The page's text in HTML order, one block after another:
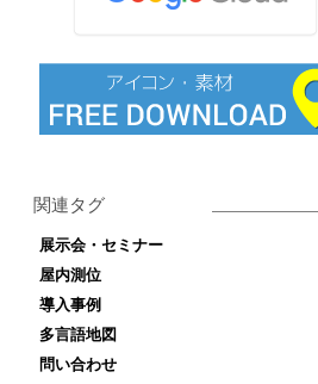
関連タグ
展示会・セミナー
屋内測位
導入事例
多言語地図
問い合わせ